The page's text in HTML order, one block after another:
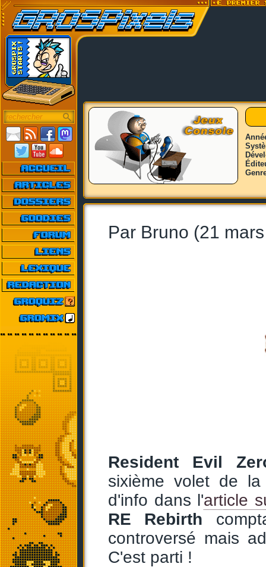
Par Bruno (21
Resident Evil
sixième volet de
d'info dans l'article
RE Rebirth
controversé mais
C'est parti !